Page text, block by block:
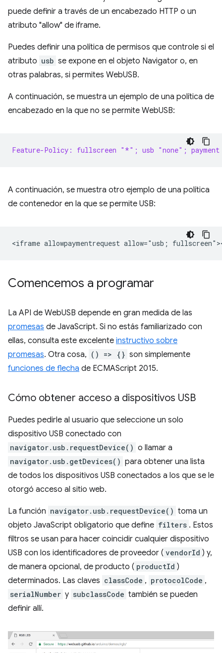
puede definir a través de un encabezado HTTP o un
atributo "allow" de iframe.
Puedes definir una política de permisos que controle si el
atributo usb se expone en el objeto Navigator o, en
otras palabras, si permites WebUSB.
A continuación, se muestra un ejemplo de una política de
encabezado en la que no se permite WebUSB:
Feature-Policy: fullscreen "*"; usb "none"; payment
A continuación, se muestra otro ejemplo de una política
de contenedor en la que se permite USB:
Comencemos a programar
La API de WebUSB depende en gran medida de las
promesas de JavaScript. Si no estás familiarizado con
ellas, consulta este excelente instructivo sobre
promesas. Otra cosa, () => {} son simplemente
funciones de flecha de ECMAScript 2015.
Cómo obtener acceso a dispositivos USB
Puedes pedirle al usuario que seleccione un solo
dispositivo USB conectado con
navigator.usb.requestDevice() o llamar a
navigator.usb.getDevices() para obtener una lista
de todos los dispositivos USB conectados a los que se le
otorgó acceso al sitio web.
La función navigator.usb.requestDevice() toma un
objeto JavaScript obligatorio que define filters . Estos
filtros se usan para hacer coincidir cualquier dispositivo
USB con los identificadores de proveedor ( vendorId ) y,
de manera opcional, de producto ( productId )
determinados. Las claves classCode , protocolCode ,
serialNumber y subclassCode también se pueden
definir allí.